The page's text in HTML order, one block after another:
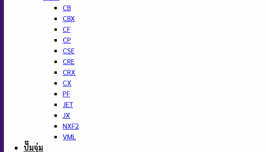
CB
CBX
CF
CP
CSE
CRE
CRX
CX
PF
JET
JX
NXF2
VML
ปั๊มจุ่ม